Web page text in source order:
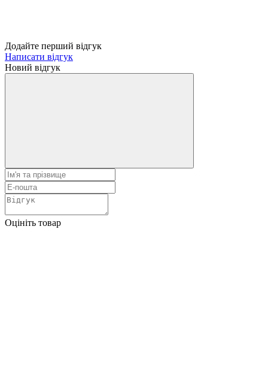
Додайте перший відгук
Написати відгук
Новий відгук
Оцініть товар